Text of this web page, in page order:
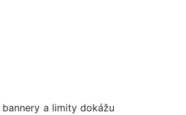
a limity dokážu